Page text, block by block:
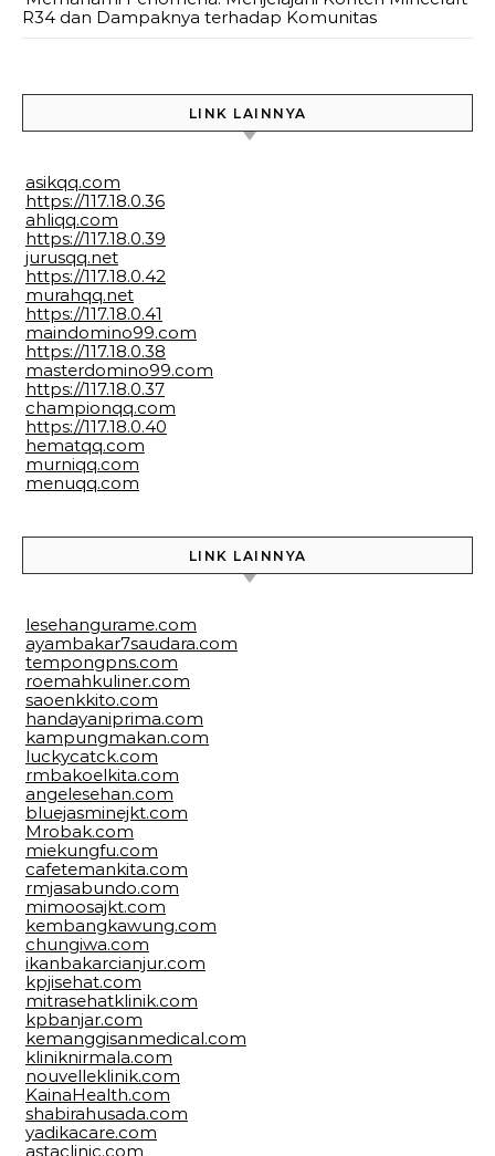
R34 dan Dampaknya terhadap Komunitas
LINK LAINNYA
asikqq.com
https://117.18.0.36
ahliqq.com
https://117.18.0.39
jurusqq.net
https://117.18.0.42
murahqq.net
https://117.18.0.41
maindomino99.com
https://117.18.0.38
masterdomino99.com
https://117.18.0.37
championqq.com
https://117.18.0.40
hematqq.com
murniqq.com
menuqq.com
LINK LAINNYA
lesehangurame.com
ayambakar7saudara.com
tempongpns.com
roemahkuliner.com
saoenkkito.com
handayaniprima.com
kampungmakan.com
luckycatck.com
rmbakoelkita.com
angelesehan.com
bluejasminejkt.com
Mrobak.com
miekungfu.com
cafetemankita.com
rmjasabundo.com
mimoosajkt.com
kembangkawung.com
chungiwa.com
ikanbakarcianjur.com
kpjisehat.com
mitrasehatklinik.com
kpbanjar.com
kemanggisanmedical.com
kliniknirmala.com
nouvelleklinik.com
KainaHealth.com
shabirahusada.com
yadikacare.com
astaclinic.com